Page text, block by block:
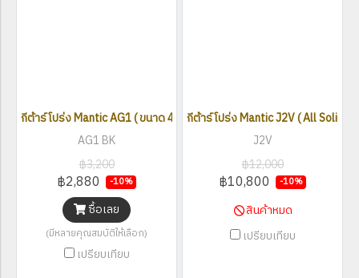
กีต้าร์โปร่ง Mantic AG1 ( ขนาด 41 นิ้ว )
AG1 BK
฿3,200
฿2,880 -10%
ซื้อเลย
(มีหลายคุณสมบัติให้เลือก)
เปรียบเทียบ
กีต้าร์โปร่ง Mantic J2V ( All Solid )
J2V
฿12,000
฿10,800 -10%
สินค้าหมด
เปรียบเทียบ